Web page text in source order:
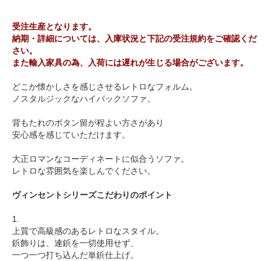
受注生産となります。
納期・詳細については、入庫状況と下記の受注規約をご確認くだ
さい。
また輸入家具の為、入荷には遅れが生じる場合がございます。
どこか懐かしさを感じさせるレトロなフォルム。
ノスタルジックなハイバックソファ。
背もたれのボタン留が程よい方さがあり
安心感を感じていただけます。
大正ロマンなコーディネートに似合うソファ。
レトロな雰囲気を楽しんでください。
ヴィンセントシリーズこだわりのポイント
1.
上質で高級感のあるレトロなスタイル。
鋲飾りは、連鋲を一切使用せず、
一つ一つ打ち込んだ単鋲仕上げ。